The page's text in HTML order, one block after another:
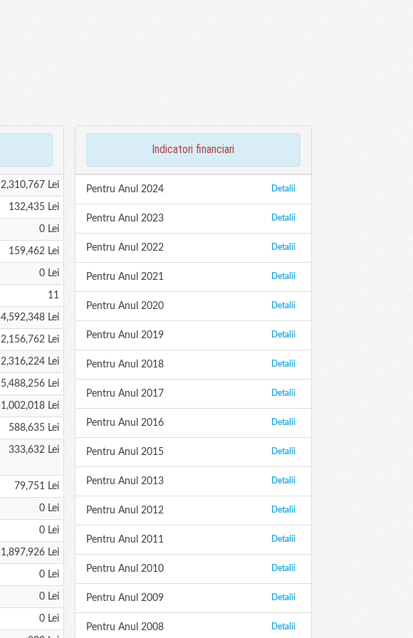
2,310,767 Lei
132,435 Lei
0 Lei
159,462 Lei
0 Lei
11
4,592,348 Lei
2,156,762 Lei
2,316,224 Lei
5,488,256 Lei
1,002,018 Lei
588,635 Lei
333,632 Lei
79,751 Lei
0 Lei
0 Lei
1,897,926 Lei
0 Lei
0 Lei
0 Lei
indicatori financiari
Detalii
Pentru Anul 2024
Detalii
Pentru Anul 2023
Detalii
Pentru Anul 2022
Detalii
Pentru Anul 2021
Detalii
Pentru Anul 2020
Detalii
Pentru Anul 2019
Detalii
Pentru Anul 2018
Detalii
Pentru Anul 2017
Detalii
Pentru Anul 2016
Detalii
Pentru Anul 2015
Detalii
Pentru Anul 2013
Detalii
Pentru Anul 2012
Detalii
Pentru Anul 2011
Detalii
Pentru Anul 2010
Detalii
Pentru Anul 2009
Detalii
Pentru Anul 2008